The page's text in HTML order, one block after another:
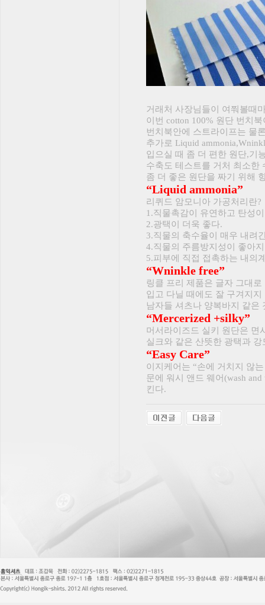
거래처 사장님들이 여쭤볼때
이번 cotton 100% 원단 번치
번치북안에 스트라이프는 물
추가로 Liquid
입으실 때 좀 더 편한 원단,기
수축도 테스트를 거처 최소한
좀 더 좋은 원단을 짜기 위해
“Liquid ammonia”
리퀴드 암모니아 가공처리란?
1.직물촉감이 유연하고 탄성
2.광택이 더욱 좋다.
3.직물의 축수율이 매우 내려
4.직물의 주름방지성이 좋아
5.피부에 직접 접촉하는 내의
“Wninkle free”
링클 프리 제품은 글자 그대
입고 다닐 때에도 잘 구겨지
남자들 셔츠나 양복바지 같은
“Mercerized +silky”
머서라이즈드 실키 원단은 면
실크와 같은 산뜻한 광택과
“Easy Care”
이지케어는 “손에 거치지 않
문에 워시 앤드 웨어(wash
킨다.